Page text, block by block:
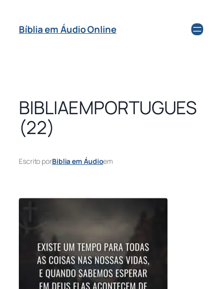
Bíblia em Áudio Online
BIBLIAEMPORTUGUES
(22)
Escrito porBiblia em Áudioem